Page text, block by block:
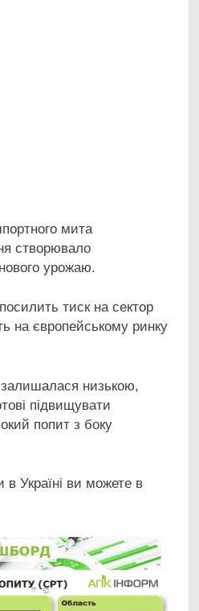
мита
створювало
урожаю.
тиск на сектор
на європейському ринку
низькою,
підвищувати
попит з боку
в Україні ви можете в